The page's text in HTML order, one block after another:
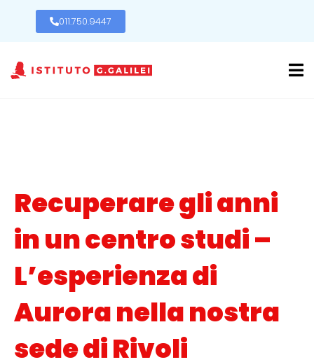
011.750.9447
Recuperare gli anni
in un centro studi –
L’esperienza di
Aurora nella nostra
sede di Rivoli